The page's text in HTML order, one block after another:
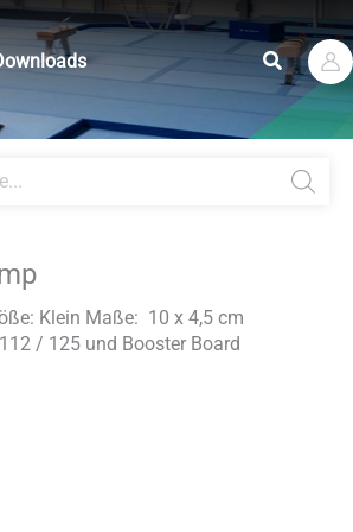
Suchen
Klein Maße: 10 x 4,5 cm
/ 125 und Booster Board